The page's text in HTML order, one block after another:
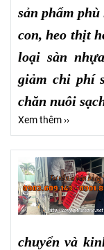
sản phẩm
con, heo thịt
loại sàn
giảm chi phí
chăn nuôi
Xem thêm ››
chuyển và